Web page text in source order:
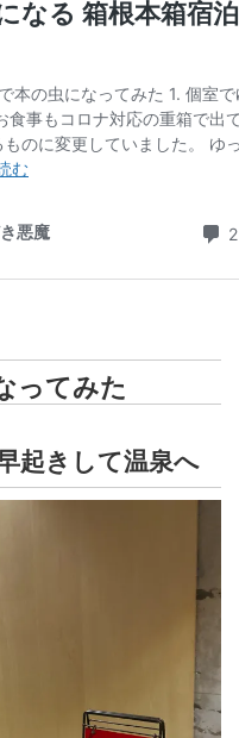
ってみた
起きして温泉へ